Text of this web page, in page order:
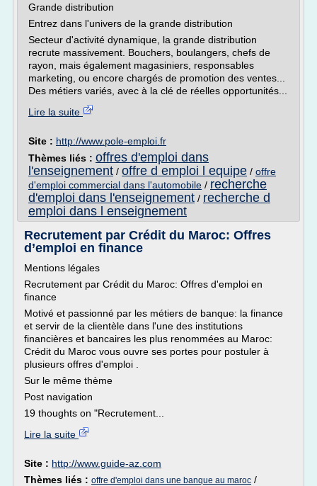
Grande distribution
Entrez dans l'univers de la grande distribution
Secteur d'activité dynamique, la grande distribution
recrute massivement. Bouchers, boulangers, chefs de
rayon, mais également magasiniers, responsables
marketing, ou encore chargés de promotion des ventes...
Des métiers variés, avec à la clé de réelles opportunités...
Lire la suite
Site : http://www.pole-emploi.fr
Thèmes liés : offres d'emploi dans
l'enseignement / offre d emploi l equipe / offre
d'emploi commercial dans l'automobile / recherche
d'emploi dans l'enseignement / recherche d
emploi dans l enseignement
Recrutement par Crédit du Maroc: Offres
d’emploi en finance
Mentions légales
Recrutement par Crédit du Maroc: Offres d'emploi en
finance
Motivé et passionné par les métiers de banque: la finance
et servir de la clientèle dans l'une des institutions
financières et bancaires les plus renommées au Maroc:
Crédit du Maroc vous ouvre ses portes pour postuler à
plusieurs offres d'emploi .
Sur le même thème
Post navigation
19 thoughts on "Recrutement...
Lire la suite
Site : http://www.guide-az.com
Thèmes liés : offre d'emploi dans une banque au maroc /